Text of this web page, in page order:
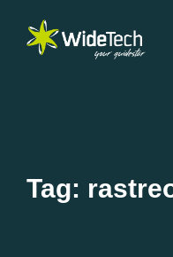
Tag: